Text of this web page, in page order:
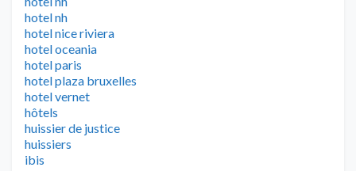
hotel nh
hotel nice riviera
hotel oceania
hotel paris
hotel plaza bruxelles
hotel vernet
hôtels
huissier de justice
huissiers
ibis